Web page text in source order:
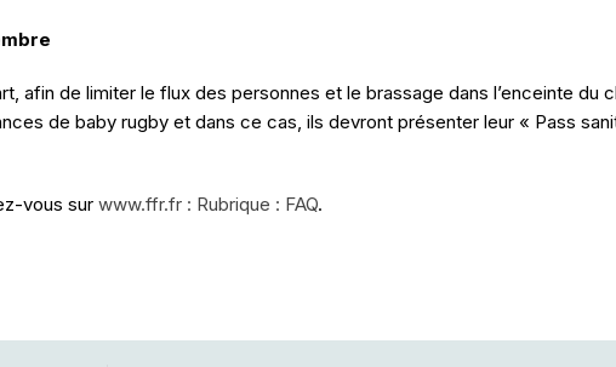
afin de limiter le flux des personnes et le brassage dans l’enceinte du
de baby rugby et dans ce cas, ils devront présenter leur « Pass
vous sur www.ffr.fr : Rubrique : FAQ.